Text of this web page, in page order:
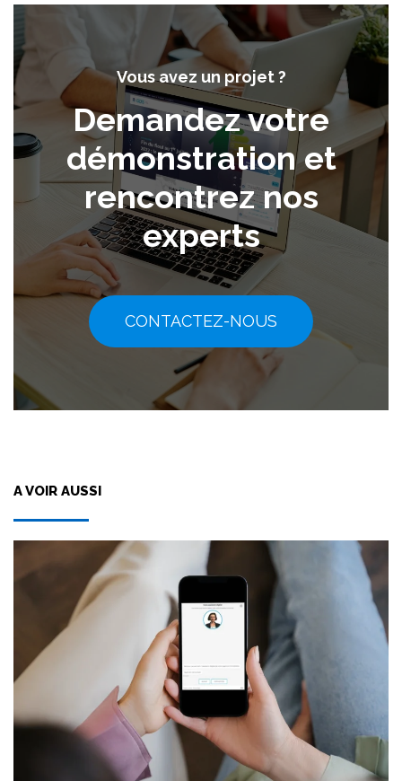
Vous avez un projet ?
Demandez votre
démonstration et
rencontrez nos
experts
CONTACTEZ-NOUS
A VOIR AUSSI